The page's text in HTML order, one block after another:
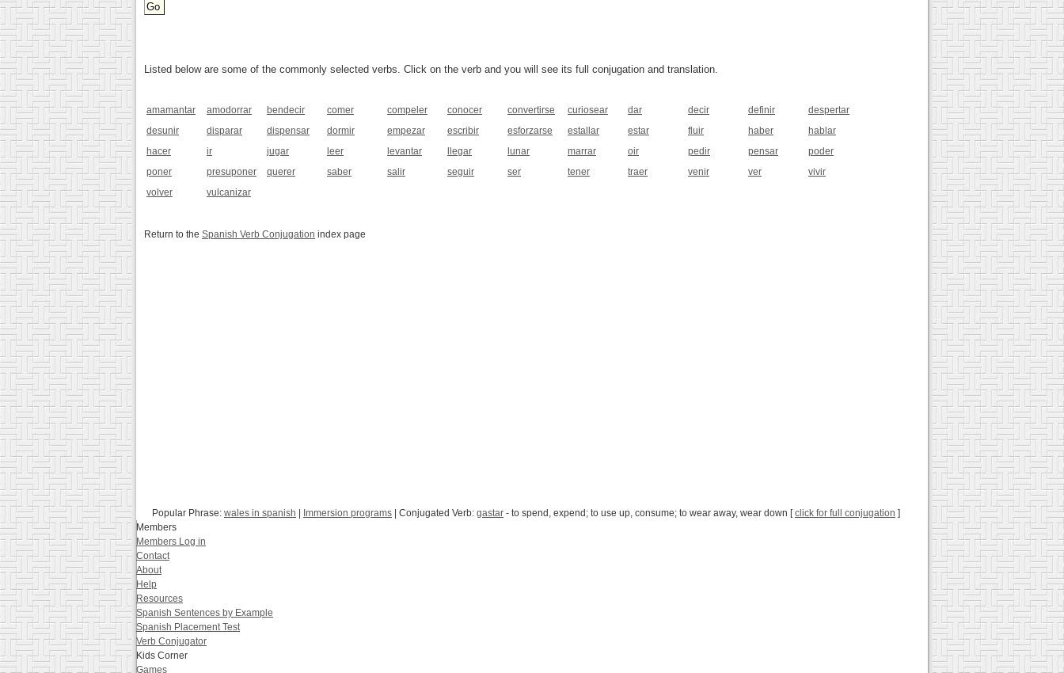
Listed below are some of the commonly selected verbs. Click on the verb and you will see its full conjugation and translation.
amamantar amodorrar bendecir comer compeler conocer convertirse curiosear dar decir definir
despertar
desunir
disparar dispensar dormir empezar escribir esforzarse estallar estar fluir haber
hablar
hacer
ir jugar leer levantar llegar lunar marrar oir pedir pensar
poder
poner
presuponer querer saber salir seguir ser tener traer venir ver
vivir
volver
vulcanizar
Return to the Spanish Verb Conjugation index page
Popular Phrase: wales in spanish Immersion programs | Conjugated Verb: gastar - to spend, expend; to use up, consume; to wear away, wear down [click for full conjugation ]
Members
Members Log in
Contact
About
Help
Resources
Spanish Sentences by Example
Spanish Placement Test
Verb Conjugator
Kids Corner
Games